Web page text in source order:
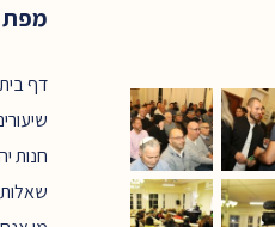
דף בית
חנות